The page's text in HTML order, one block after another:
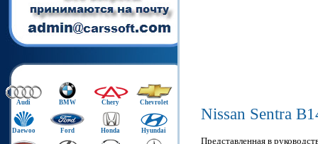
Audi BMW Chery Chevrolet
Daewoo Ford Honda Hyundai
Nissan Sentra
Представленная в